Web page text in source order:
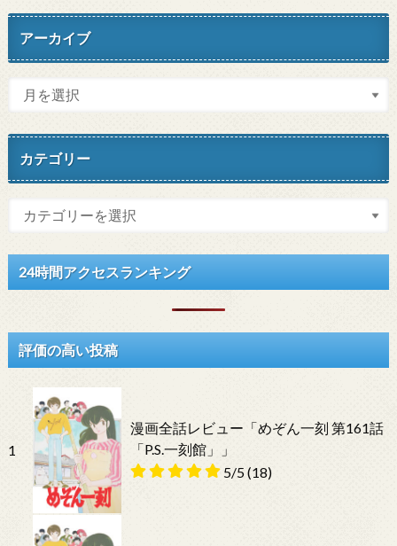
アーカイブ
カテゴリー
24時間アクセスランキング
評価の高い投稿
1
漫画全話レビュー「めぞん一刻 第161話
「P.S.一刻館」」
5/5(18)